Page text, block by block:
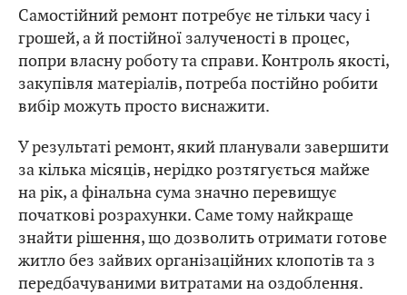
Самостійний ремонт потребує не тільки часу і
грошей, а й постійної залученості в процес,
попри власну роботу та справи. Контроль якості,
закупівля матеріалів, потреба постійно робити
вибір можуть просто виснажити.
У результаті ремонт, який планували завершити
за кілька місяців, нерідко розтягується майже
на рік, а фінальна сума значно перевищує
початкові розрахунки. Саме тому найкраще
знайти рішення, що дозволить отримати готове
житло без зайвих організаційних клопотів та з
передбачуваними витратами на оздоблення.